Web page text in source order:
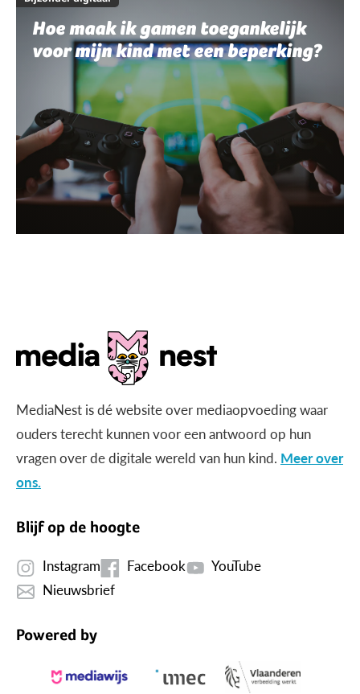
Hoe maak ik gamen toegankelijk
voor mijn kind met een beperking?
MediaNest is dé website over mediaopvoeding waar
ouders terecht kunnen voor een antwoord op hun
vragen over de digitale wereld van hun kind. Meer over
ons.
Blijf op de hoogte
Instagram Facebook
YouTube
Nieuwsbrief
Powered by